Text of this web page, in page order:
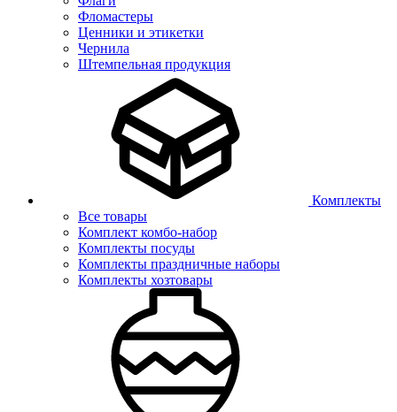
Фломастеры
Ценники и этикетки
Чернила
Штемпельная продукция
Комплекты
Все товары
Комплект комбо-набор
Комплекты посуды
Комплекты праздничные наборы
Комплекты хозтовары